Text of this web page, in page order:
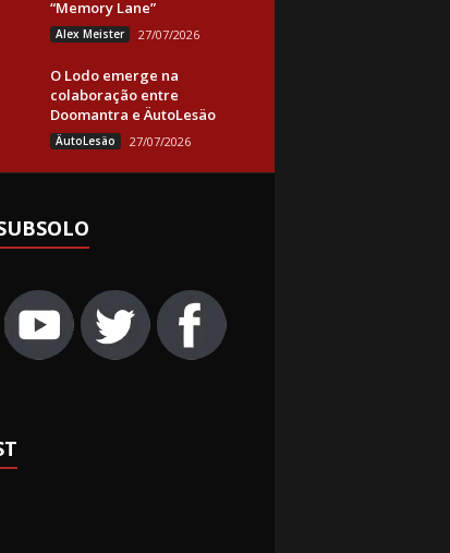
“Memory Lane”
Alex Meister 27/07/2026
O Lodo emerge na
colaboração entre
Doomantra e ÄutoLesäo
ÄutoLesäo 27/07/2026